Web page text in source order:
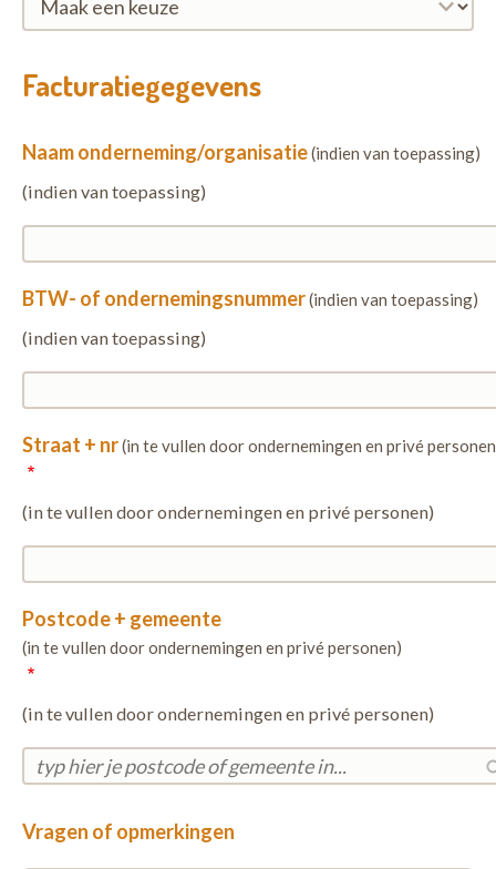
hier
type
hier
jouw
Zoekertje
Facturatiegegevens
Naam onderneming/organisatie(indien van toepassing)
(indien van toepassing)
BTW- of ondernemingsnummer(indien van toepassing)
(indien van toepassing)
Straat + nr(in te vullen door ondernemingen en privé
(in te vullen door ondernemingen en privé personen)
Postcode + gemeente
(in te vullen door ondernemingen en privé personen)
(in te vullen door ondernemingen en privé personen)
Vragen of opmerkingen